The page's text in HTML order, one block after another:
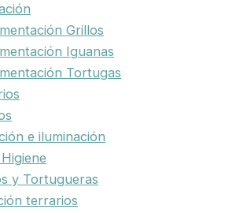
Grillos
Iguanas
Tortugas
e iluminación
y Tortugueras
terrarios